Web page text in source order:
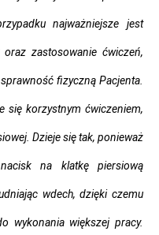
najważniejsze jest
oraz zastosowanie ćwiczeń,
fizyczną Pacjenta.
się korzystnym ćwiczeniem,
Dzieje się tak, ponieważ
na klatkę piersiową
wdech, dzięki czemu
wykonania większej pracy.